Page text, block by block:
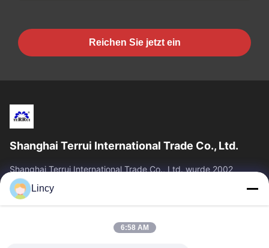
Reichen Sie jetzt ein
Shanghai Terrui International Trade Co., Ltd.
Shanghai Terrui International Trade Co., Ltd. wurde 2002
gegründet und ist auf die Entwicklung, Herstellung und den
Verkauf von Viehausrüstung...
Schnelllinks
Produkte
Lincy
6:58 AM